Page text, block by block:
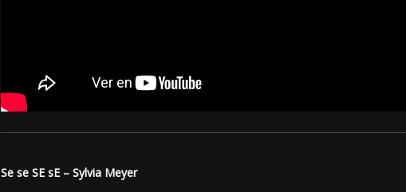
Se se SE sE – Sylvia Meyer